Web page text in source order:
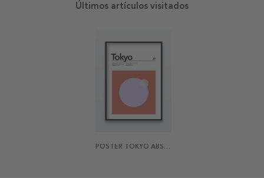
Últimos artículos visitados
POSTER TOKYO ABSTRACT